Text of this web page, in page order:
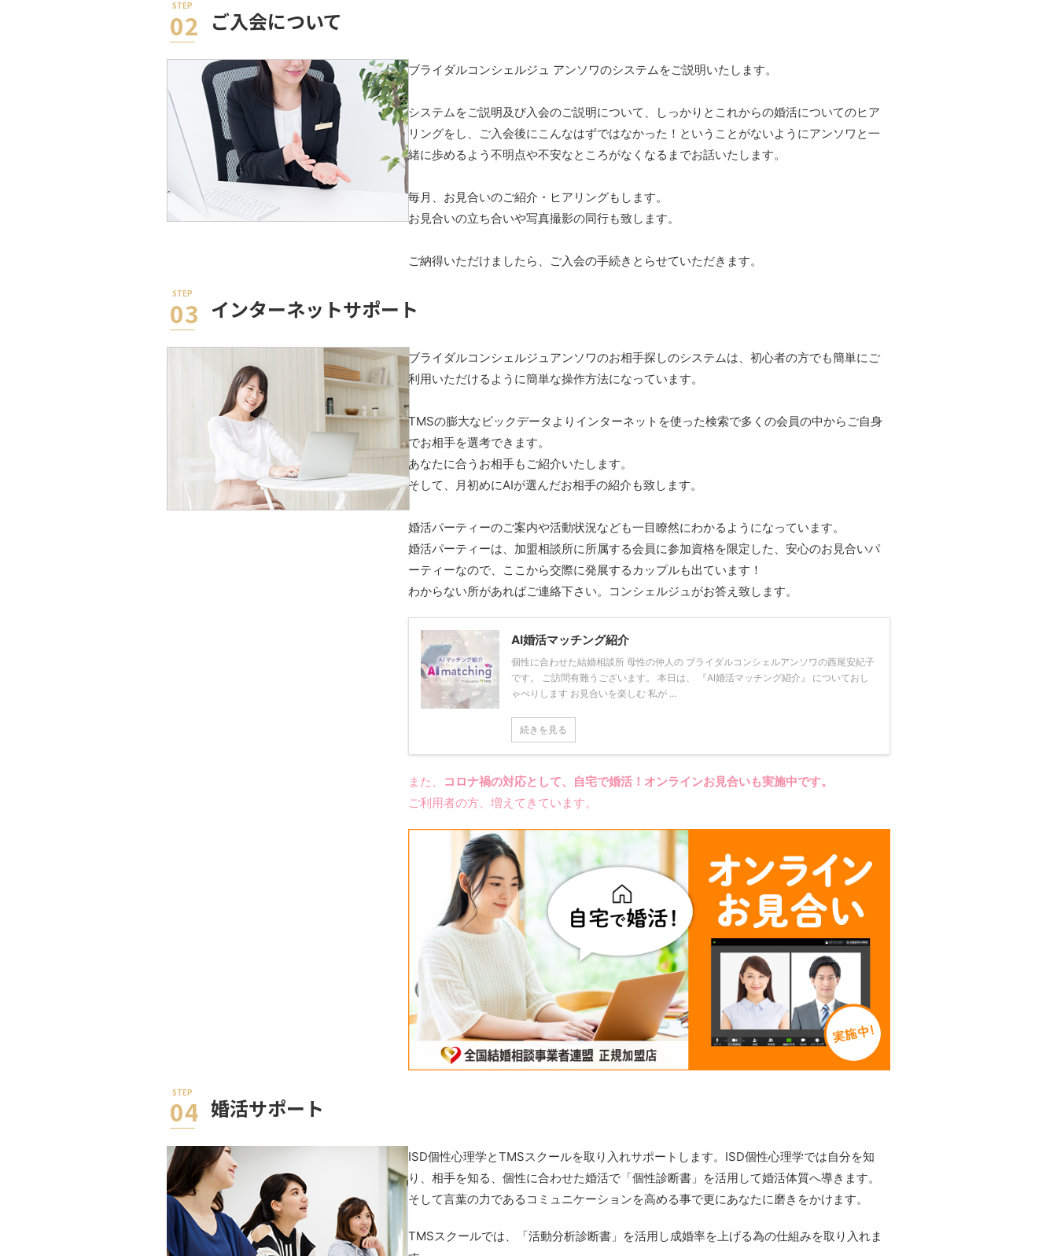
ご入会について
ブライダルコンシェルジュ アンソワのシステムをご説明いたします。
システムをご説明及び入会のご説明について、しっかりとこれからの婚活についてのヒア
リングをし、ご入会後にこんなはずではなかった！ということがないようにアンソワと一
緒に歩めるよう不明点や不安なところがなくなるまでお話いたします。
毎月、お見合いのご紹介・ヒアリングもします。
お見合いの立ち合いや写真撮影の同行も致します。
ご納得いただけましたら、ご入会の手続き とらせていただきます。
インターネットサポート
ブライダルコンシェルジュアンソワのお相手探しのシステムは、初心者の方でも簡単にご
利用いただけるように簡単な操作方法になっています。
TMSの膨大なビックデータよりインターネットを使った検索で多くの会員の中からご自身
でお相手を選考できます。
あなたに合うお相手もご紹介いたします。
そして、月初めにAIが選んだお相手の紹介も致します。
婚活パーティーのご案内や活動状況なども一目瞭然にわかるようになっています。
婚活パーティーは、加盟相談所に所属する会員に参加資格を限定した、安心のお見合いパ
ーティーなので、ここから交際に発展するカップルも出ています！
わからない所があればご連絡下さい。コンシェルジュがお答え致します。
AI婚活マッチング紹介
個性に合わせた結婚相談所 母性の仲人の ブライダルコンシェルアンソワの西尾安紀子
です。 ご訪問有難うございます。 本日は、 『AI婚活マッチング紹介』 についておし
ゃべりします お見合いを楽しむ 私が ...
続きを見る
また、
コロナ禍の対応として、自宅で婚活！オンラインお見合いも実施中です。
ご利用者の方、増えてきています。
婚活サポート
ISD個性心理学とTMSスクールを取り入れサポートします。ISD個性心理学では自分を知
り、相手を知る、個性に合わせた婚活で「個性診断書」を活用して婚活体質へ導きます。
そして言葉の力であるコミュニケーションを高める事で更にあなたに磨きをかけます。
TMSスクールでは、「活動分析診断書」を活用し成婚率を上げる為の仕組みを取り入れま